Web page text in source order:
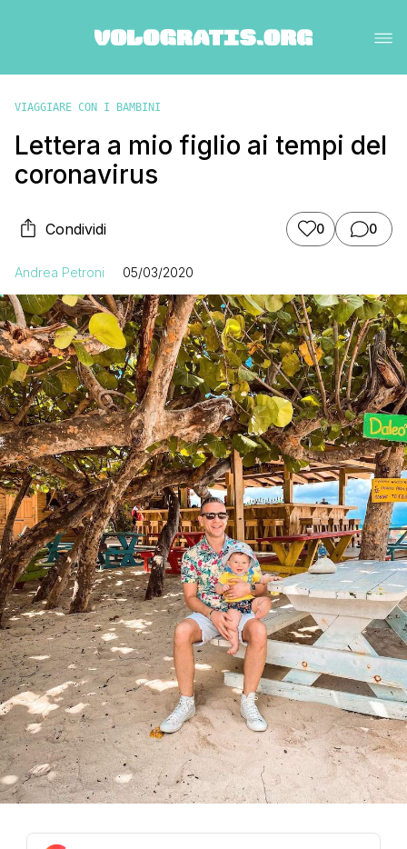
VIAGGIARE CON I BAMBINI
Lettera a mio figlio ai tempi del
coronavirus
Condividi 0 0
Andrea Petroni 05/03/2020